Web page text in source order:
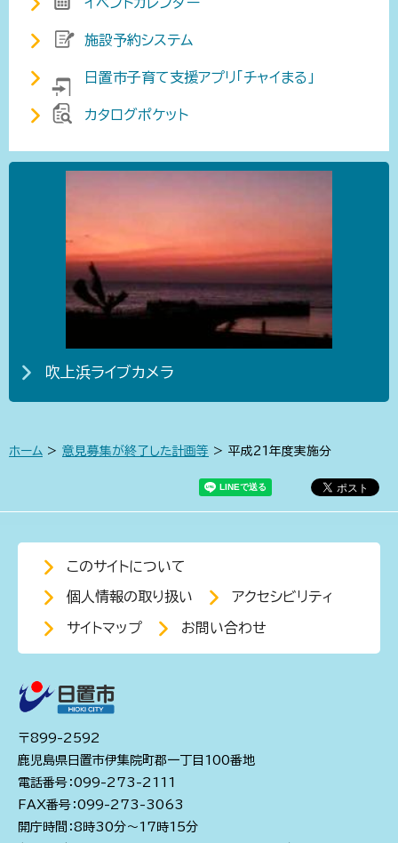
施設予約システム
日置市子育て支援アプリ「チャイまる」
カタログポケット
吹上浜ライブカメラ
ホーム > 意見募集が終了した計画等 > 平成21年度実施分
このサイトについて
個人情報の取り扱い アクセシビリティ
サイトマップ お問い合わせ
〒899-2592
鹿児島県日置市伊集院町郡一丁目100番地
電話番号：099-273-2111
FAX番号：099-273-3063
開庁時間：8時30分～17時15分